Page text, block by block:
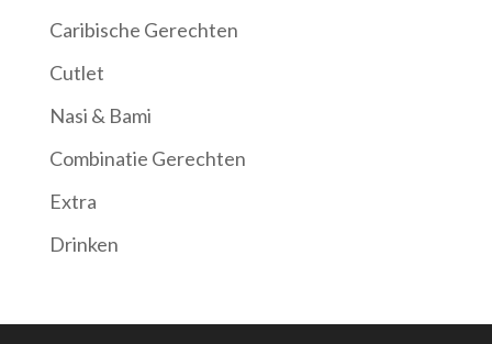
Caribische Gerechten
Cutlet
Nasi & Bami
Combinatie Gerechten
Extra
Drinken